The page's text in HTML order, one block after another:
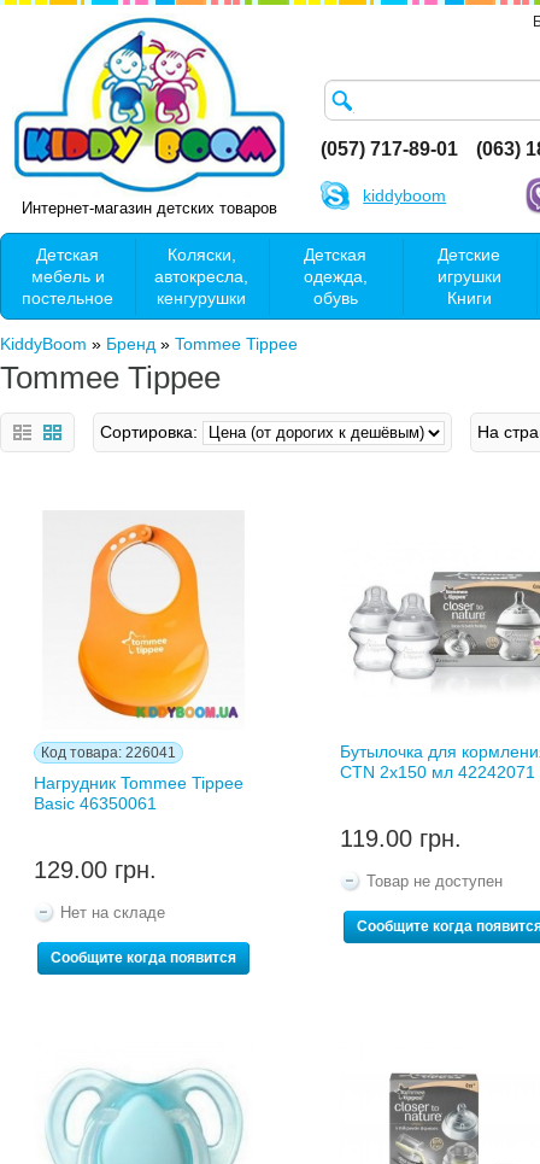
Интернет-магазин детских товаров
(057) 717-89-01 (063)
kiddyboom
Детская
мебель и
постельное
Коляски,
автокресла,
кенгурушки
Детская
одежда,
обувь
Детские
игрушки
Книги
KiddyBoom » Бренд » Tommee Tippee
Tommee Tippee
Сортировка: На
Код товара: 226041
Нагрудник Tommee Tippee
Basic 46350061
129.00 грн.
Нет на складе
Сообщите когда появится
Бутылочка для
CTN 2х150 мл 42242071
119.00 грн.
Товар не доступен
Сообщите когда